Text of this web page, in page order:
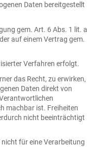
Daten bereitgestellt
gem. Art. 6 Abs. 1 lit. a
auf einem Vertrag gem.
Verfahren erfolgt.
das Recht, zu erwirken,
Daten direkt von
machbar ist. Freiheiten
nicht beeinträchtigt
für eine Verarbeitung